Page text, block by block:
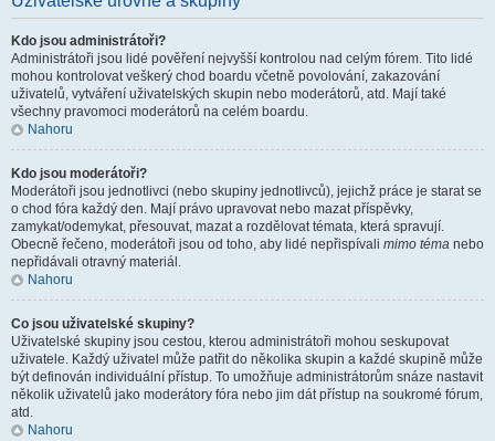
Kdo jsou administrátoři?
Administrátoři jsou lidé pověření nejvyšší kontrolou nad celým fórem. Tito lidé
mohou kontrolovat veškerý chod boardu včetně povolování, zakazování
uživatelů, vytváření uživatelských skupin nebo moderátorů, atd. Mají také
všechny pravomoci moderátorů na celém boardu.
Nahoru
Kdo jsou moderátoři?
Moderátoři jsou jednotlivci (nebo skupiny jednotlivců), jejichž práce je starat se
o chod fóra každý den. Mají právo upravovat nebo mazat příspěvky,
zamykat/odemykat, přesouvat, mazat a rozdělovat témata, která spravují.
Obecně řečeno, moderátoři jsou od toho, aby lidé nepřispívali mimo téma nebo
nepřidávali otravný materiál.
Nahoru
Co jsou uživatelské skupiny?
Uživatelské skupiny jsou cestou, kterou administrátoři mohou seskupovat
uživatele. Každý uživatel může patřit do několika skupin a každé skupině může
být definován individuální přístup. To umožňuje administrátorům snáze nastavit
několik uživatelů jako moderátory fóra nebo jim dát přístup na soukromé fórum,
atd.
Nahoru